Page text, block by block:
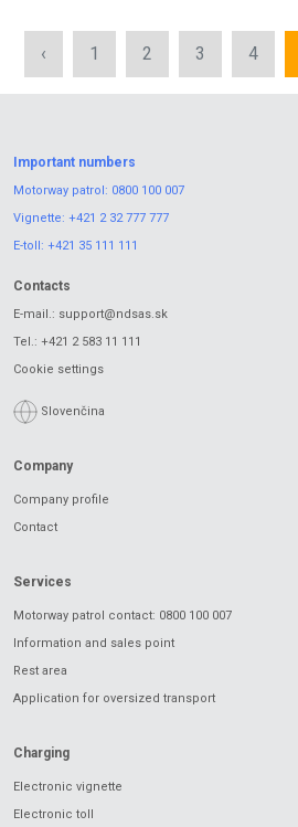
‹ 1 2 3 4
Important numbers
Motorway patrol: 0800 100 007
Vignette: +421 2 32 777 777
E-toll: +421 35 111 111
Contacts
E-mail.: support@ndsas.sk
Tel.: +421 2 583 11 111
Cookie settings
Slovenčina
Company
Company profile
Contact
Services
Motorway patrol contact: 0800 100 007
Information and sales point
Rest area
Application for oversized transport
Charging
Electronic vignette
Electronic toll